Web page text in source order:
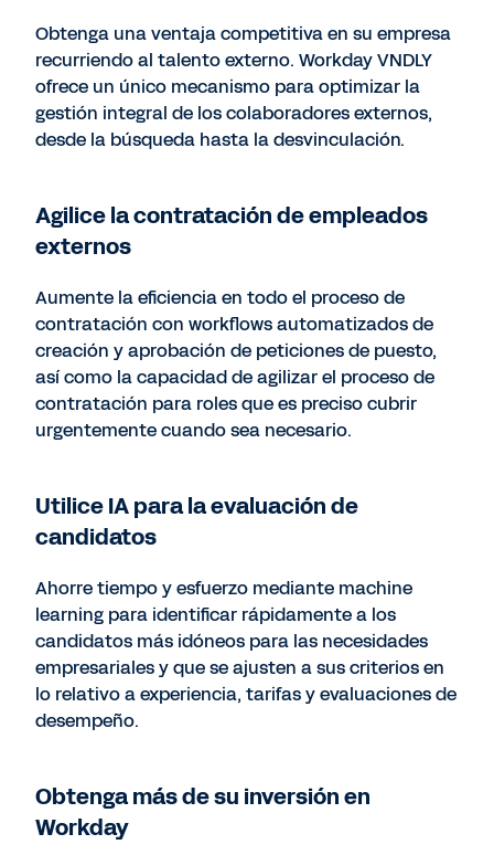
Obtenga una ventaja competitiva en su empresa
recurriendo al talento externo. Workday VNDLY
ofrece un único mecanismo para optimizar la
gestión integral de los colaboradores externos,
desde la búsqueda hasta la desvinculación.
Agilice la contratación de empleados
externos
Aumente la eficiencia en todo el proceso de
contratación con workflows automatizados de
creación y aprobación de peticiones de puesto,
así como la capacidad de agilizar el proceso de
contratación para roles que es preciso cubrir
urgentemente cuando sea necesario.
Utilice IA para la evaluación de
candidatos
Ahorre tiempo y esfuerzo mediante machine
learning para identificar rápidamente a los
candidatos más idóneos para las necesidades
empresariales y que se ajusten a sus criterios en
lo relativo a experiencia, tarifas y evaluaciones de
desempeño.
Obtenga más de su inversión en
Workday